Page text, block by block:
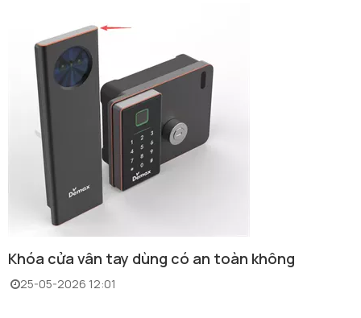
Khóa cửa vân tay dùng có an toàn không
25-05-2026 12:01